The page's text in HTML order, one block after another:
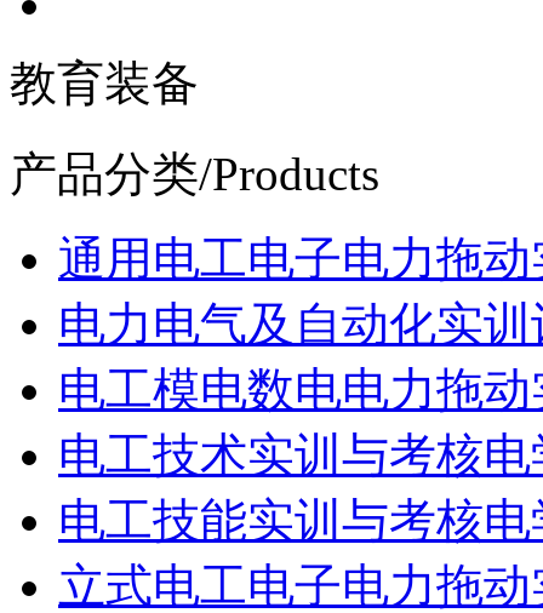
教育装备
产品分类/Products
通用电工电子电力拖
电力电气及自动化实训
电工模电数电电力拖
电工技术实训与考核
电工技能实训与考核
立式电工电子电力拖